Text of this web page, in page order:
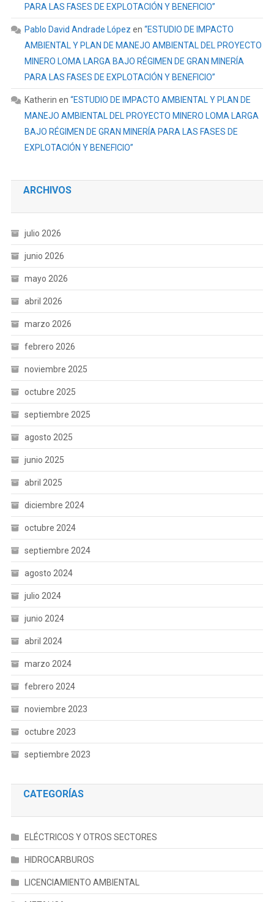
PARA LAS FASES DE EXPLOTACIÓN Y BENEFICIO”
Pablo David Andrade López en “ESTUDIO DE IMPACTO
AMBIENTAL Y PLAN DE MANEJO AMBIENTAL DEL PROYECTO
MINERO LOMA LARGA BAJO RÉGIMEN DE GRAN MINERÍA
PARA LAS FASES DE EXPLOTACIÓN Y BENEFICIO”
Katherin en “ESTUDIO DE IMPACTO AMBIENTAL Y PLAN DE
MANEJO AMBIENTAL DEL PROYECTO MINERO LOMA LARGA
BAJO RÉGIMEN DE GRAN MINERÍA PARA LAS FASES DE
EXPLOTACIÓN Y BENEFICIO”
ARCHIVOS
julio 2026
junio 2026
mayo 2026
abril 2026
marzo 2026
febrero 2026
noviembre 2025
octubre 2025
septiembre 2025
agosto 2025
junio 2025
abril 2025
diciembre 2024
octubre 2024
septiembre 2024
agosto 2024
julio 2024
junio 2024
abril 2024
marzo 2024
febrero 2024
noviembre 2023
octubre 2023
septiembre 2023
CATEGORÍAS
ELÉCTRICOS Y OTROS SECTORES
HIDROCARBUROS
LICENCIAMIENTO AMBIENTAL